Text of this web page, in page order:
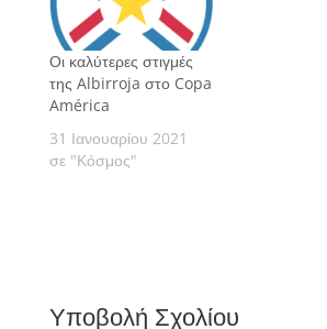
Οι καλύτερες στιγμές
της Albirroja στο Copa
América
31 Ιανουαρίου 2021
σε "Κόσμος"
Υποβολή Σχολίου